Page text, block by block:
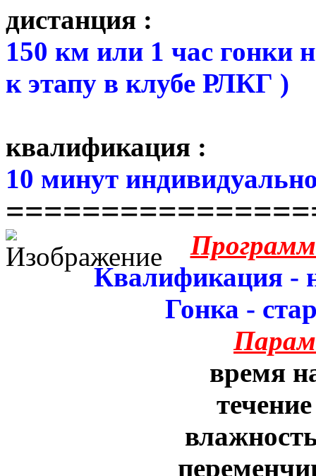
дистанция :
150 км или 1 час гонки
к этапу в клубе РЛКГ )
квалификация :
10 минут
Квалификация -
Гонка -
время